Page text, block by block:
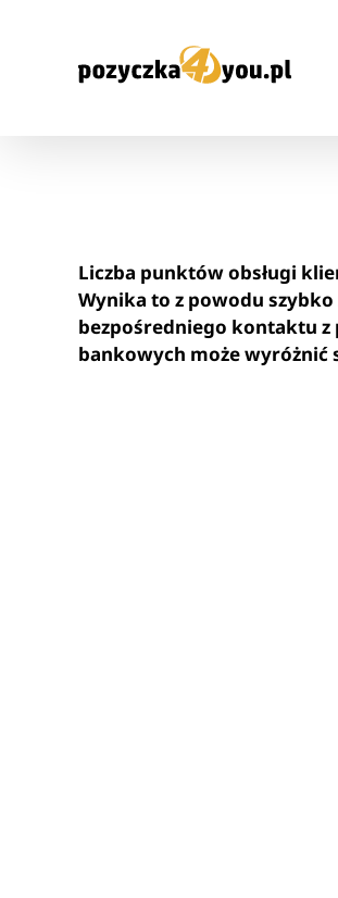
zawartości
Liczba punktów obsługi
Wynika to z powodu
bezpośredniego kontaktu z
bankowych może wyróżnić